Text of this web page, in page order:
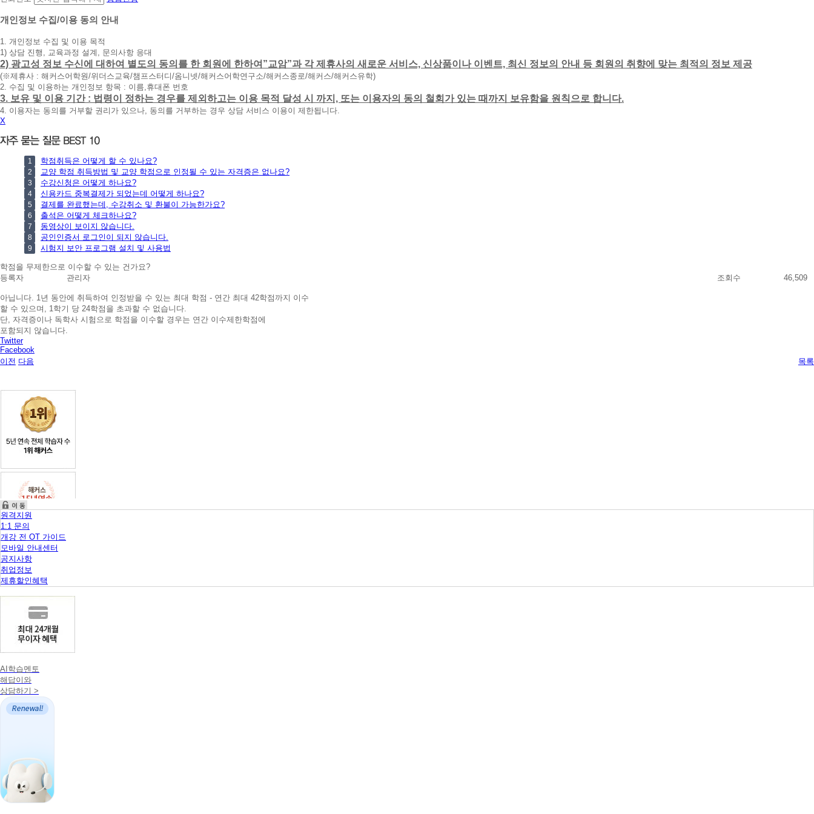
청
휴
대
폰
번
호
를
입
력
시
리
겠
습
니
다.
개인정보 수집/이용 동의 안내
1. 개인정보 수집 및 이용 목적
1) 상담 진행, 교육과정 설계, 문의사항 응대
2) 광고성 정보 수신에 대하여 별도의 동의를 한 회원에 한하여”교암”과 각 제휴사의 새로운 서비스, 신상품이나 이벤트, 최신 정보의 안내 등 회원의 취향에 맞는 최적의 정보 제공
(※제휴사 : 해커스어학원/위더스교육/챔프스터디/옴니넷/해커스어학연구소/해커스종로/해커스/해커스유학)
2. 수집 및 이용하는 개인정보 항목 : 이름,휴대폰 번호
3. 보유 및 이용 기간 : 법령이 정하는 경우를 제외하고는 이용 목적 달성 시 까지, 또는 이용자의 동의 철회가 있는 때까지 보유함을 원칙으로 합니다.
4. 이용자는 동의를 거부할 권리가 있으나, 동의를 거부하는 경우 상담 서비스 이용이 제한됩니다.
X
1 학점취득은 어떻게 할 수 있나요?
2 교양 학점 취득방법 및 교양 학점으로 인정될 수 있는 자격증은 없나요?
3 수강신청은 어떻게 하나요?
4 신용카드 중복결제가 되었는데 어떻게 하나요?
5 결제를 완료했는데, 수강취소 및 환불이 가능한가요?
6 출석은 어떻게 체크하나요?
7 동영상이 보이지 않습니다.
8 공인인증서 로그인이 되지 않습니다.
9 시험지 보안 프로그램 설치 및 사용법
학점을 무제한으로 이수할 수 있는 건가요?
등록자
관리자 조회수 46,509
아닙니다. 1년 동안에 취득하여 인정받을 수 있는 최대 학점 - 연간 최대 42학점까지 이수
할 수 있으며, 1학기 당 24학점을 초과할 수 없습니다.
단, 자격증이나 독학사 시험으로 학점을 이수할 경우는 연간 이수제한학점에
포함되지 않습니다.
Twitter
Facebook
이전 다음 목록
원격지원
1:1 문의
개강 전 OT 가이드
모바일 안내센터
공지사항
취업정보
제휴할인혜택
AI학습멘토
해답이와
상담하기 >